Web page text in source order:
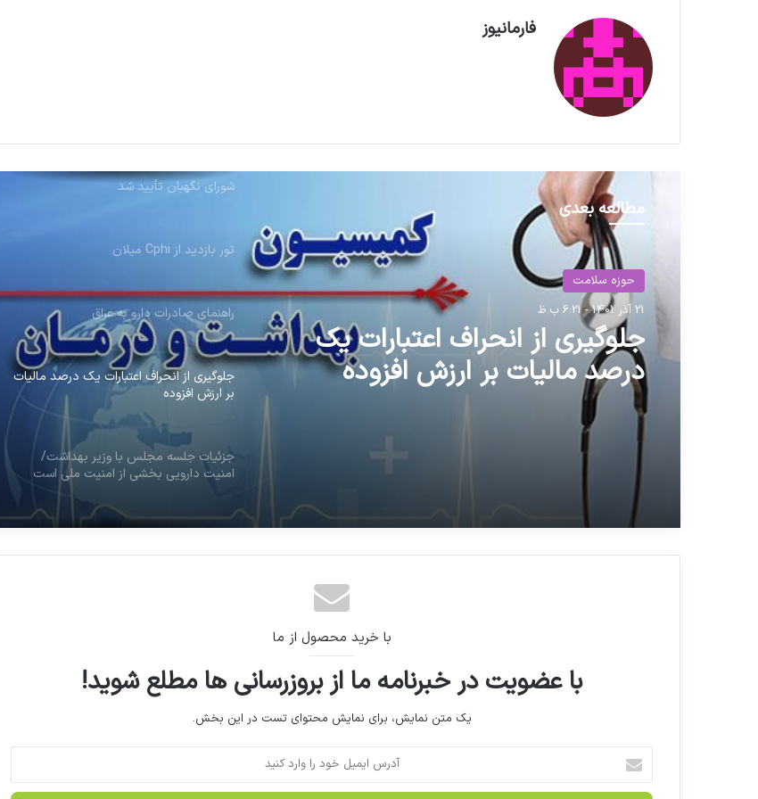
فارمانیوز
مطالعه بعدی
حوزه سلامت
21 آذر 1401 - 6:21 ب.ظ
جلوگیری از انحراف اعتبارات یک
درصد مالیات بر ارزش افزوده
حوزه سلامت
5 خرداد 1405 - 4:10 ب.ظ
جزئیات جلسه مجلس با وزیر
بهداشت/ امنیت دارویی بخشی از
امنیت ملی است
جلوگیری از انحراف اعتبارات یک درصد مالیات
بر ارزش افزوده
جزئیات جلسه مجلس با وزیر بهداشت/
امنیت دارویی بخشی از امنیت ملی است
اختلال روانی برخی پرستاران بعد از حوادث
اخیر
تور بازدید از Cphi میلان
راهنمای صادرات دارو به عراق
جلوگیری از انحراف اعتبارات یک درصد مالیات
با خرید محصول از ما
با عضویت در خبرنامه ما از بروزرسانی ها مطلع شوید!
یک متن نمایش، برای نمایش محتوای تست در این بخش.
ر